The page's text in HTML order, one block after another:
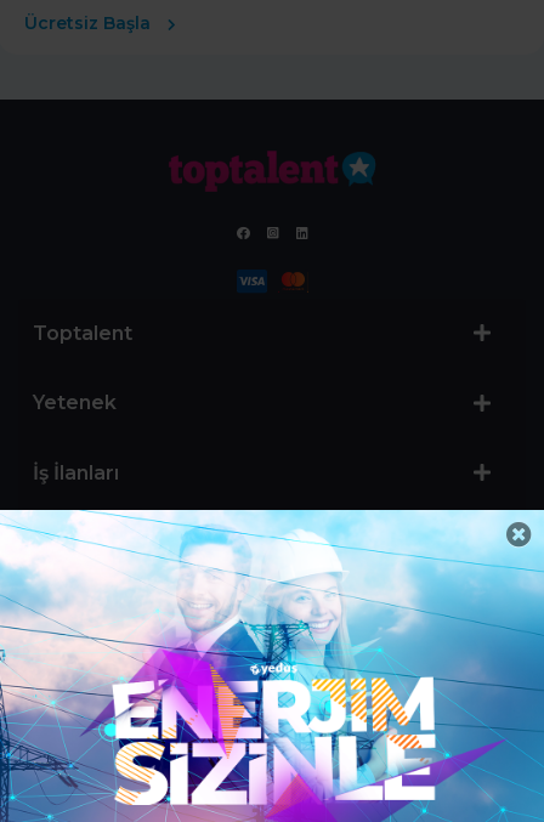
Ücretsiz Başla
Toptalent
Yetenek
İş İlanları
Sertifika Programları
Yetenek Testleri
İşveren